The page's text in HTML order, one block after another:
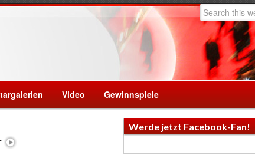
Video Gewinnspiele
Werde jetzt Facebook-Fan!